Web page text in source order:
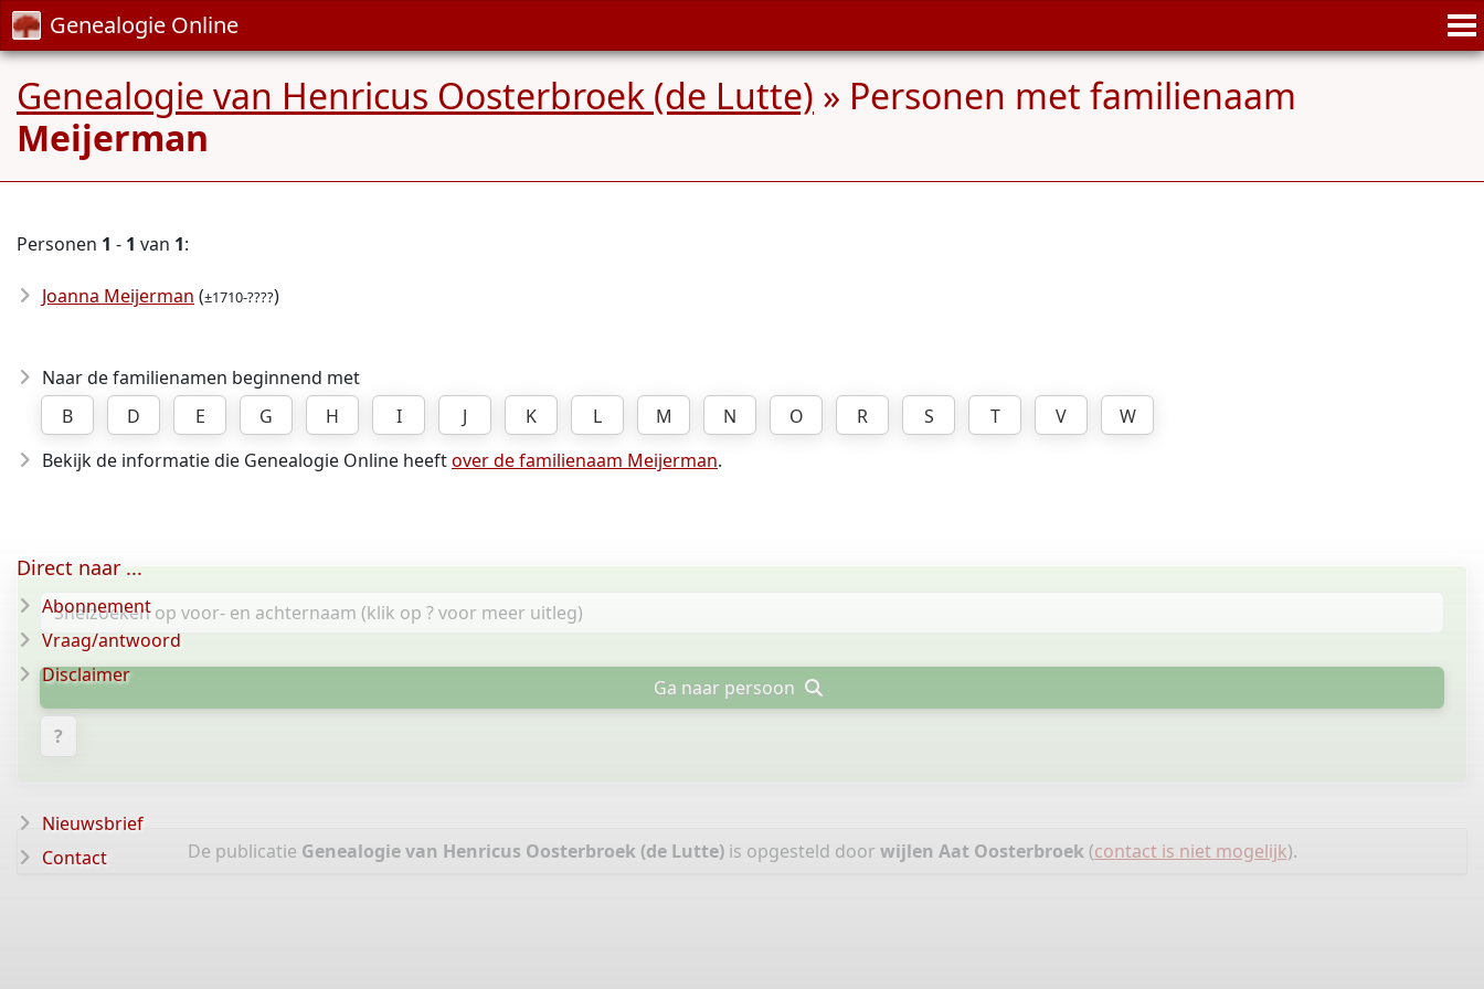
Genealogie Online
Genealogie van Henricus Oosterbroek (de Lutte) » Personen met familienaam
Meijerman
Personen 1 - 1 van 1:
Joanna Meijerman (±1710-????)
Naar de familienamen beginnend met
B
D E G H I J K L M N O R S T V
W
Bekijk de informatie die Genealogie Online heeftover de familienaam Meijerman.
Ga naar persoon
?
De publicatie Genealogie van Henricus Oosterbroek (de Lutte)is opgesteld door wijlen Aat Oosterbroek(contact is niet mogelijk).
Direct naar ...
Abonnement
Vraag/antwoord
Disclaimer
Nieuwsbrief
Contact